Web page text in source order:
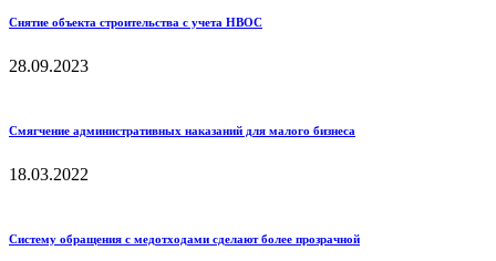
Снятие объекта строительства с учета НВОС
28.09.2023
Смягчение административных наказаний для малого бизнеса
18.03.2022
Систему обращения с медотходами сделают более прозрачной